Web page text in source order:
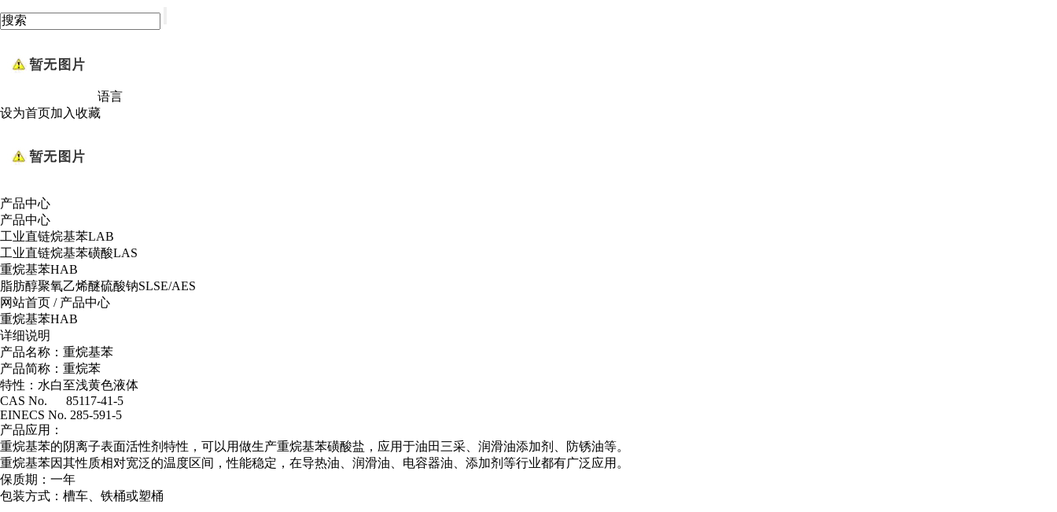
语言
设为首页加入收藏
产品中心
产品中心
工业直链烷基苯LAB
工业直链烷基苯磺酸LAS
重烷基苯HAB
脂肪醇聚氧乙烯醚硫酸钠SLSE/AES
网站首页 / 产品中心
重烷基苯HAB
详细说明
产品名称： 重烷基苯
产品简称： 重烷苯
特性： 水白至浅黄色液体
CAS No. 85117-41-5
EINECS No. 285-591-5
产品应用：
重烷基苯的阴离子表面活性剂特性，可以用做生产重烷基苯磺酸盐，应用于油田三采、润滑油添加剂、防锈油等。
重烷基苯因其性质相对宽泛的温度区间，性能稳定，在导热油、润滑油、电容器油、添加剂等行业都有广泛应用。
保质期： 一年
包装方式： 槽车、铁桶或塑桶